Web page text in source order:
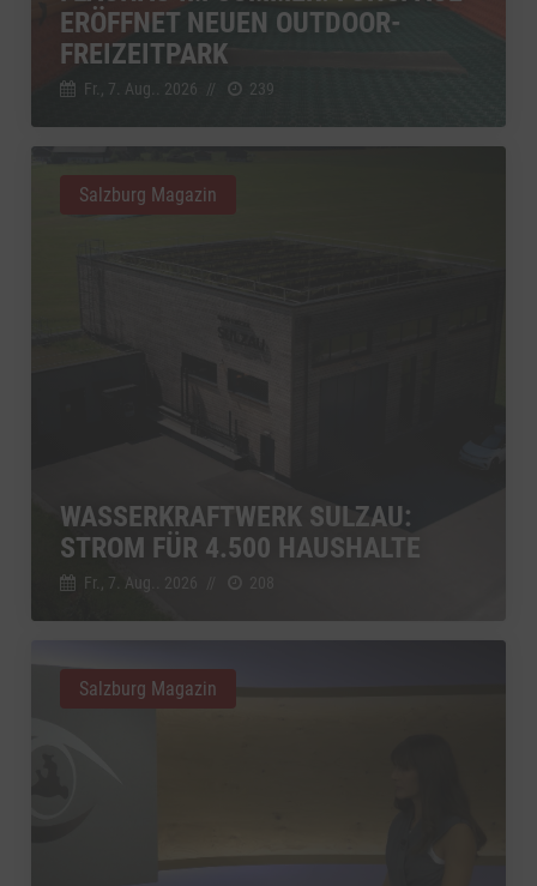
ERÖFFNET NEUEN OUTDOOR-
FREIZEITPARK
Fr., 7. Aug.. 2026 // 239
WASSERKRAFTWERK SULZAU:
STROM FÜR 4.500 HAUSHALTE
Fr., 7. Aug.. 2026
Salzburg Magazin
Salzburg Magazin